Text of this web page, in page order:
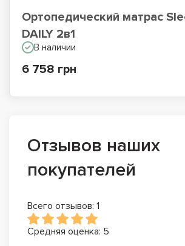
Ортопедический матрас
DAILY 2в1
В наличии
6 758 грн
Отзывов наших
покупателей
Всего отзывов: 1
Средняя оценка: 5